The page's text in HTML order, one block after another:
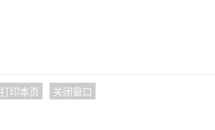
打印本页 关闭窗口